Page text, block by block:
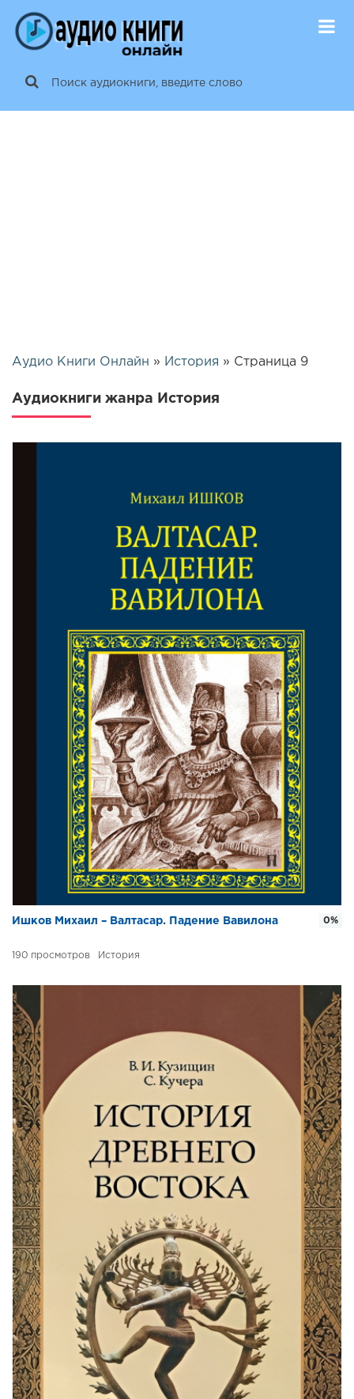
Аудио Книги Онлайн » История » Страница 9
Аудиокниги жанра История
Ишков Михаил – Валтасар. Падение Вавилона
190 История
0%